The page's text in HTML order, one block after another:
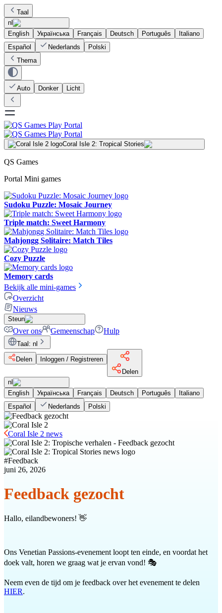
Taal
nl
English
Українська Français Deutsch Português
Italiano
Español
Nederlands
Polski
Thema
Auto Donker Licht
Coral Isle 2: Tropical Stories
QS Games
Portal Mini games
Sudoku Puzzle: Mosaic Journey
Triple match: Sweet Harmony
Mahjongg Solitaire: Match Tiles
Cozy Puzzle
Memory cards
Bekijk alle mini-games
Overzicht
Nieuws
Steun
Over ons Gemeenschap Hulp
Taal : nl
Delen
Inloggen / Registreren
Delen
nl
English
Українська Français Deutsch Português
Italiano
Español
Nederlands Polski
Coral Isle 2 news
#Feedback
juni 26, 2026
Feedback gezocht
Hallo, eilandbewoners! 👋
Ons Venetian Passions-evenement loopt ten einde, en voordat het
doek valt, horen we graag wat je ervan vond! 🎭
Neem even de tijd om je feedback over het evenement te delen
HIER.